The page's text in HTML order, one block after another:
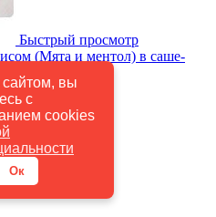
сайтом, вы
с
cookies
Ок
Быстрый просмотр
(Мята и ментол) в саше-
/ шт